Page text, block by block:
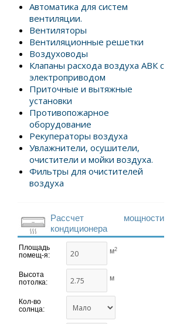
Автоматика для систем
вентиляции.
Вентиляторы
Вентиляционные решетки
Воздуховоды
Клапаны расхода воздуха АВК с
электроприводом
Приточные и вытяжные
установки
Противопожарное
оборудование
Рекуператоры воздуха
Увлажнители, осушители,
очистители и мойки воздуха.
Фильтры для очистителей
воздуха
Рассчет мощности
кондиционера
Площадь
помещ-я:
м2
Высота
потолка:
м
Кол-во
солнца: